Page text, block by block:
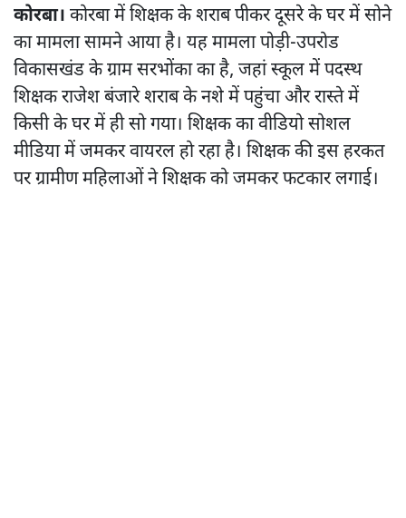
कोरबा। कोरबा में शिक्षक के शराब पीकर दूसरे के घर में सोने
का मामला सामने आया है। यह मामला पोड़ी-उपरोड
विकासखंड के ग्राम सरभोंका का है, जहां स्कूल में पदस्थ
शिक्षक राजेश बंजारे शराब के नशे में पहुंचा और रास्ते में
किसी के घर में ही सो गया। शिक्षक का वीडियो सोशल
मीडिया में जमकर वायरल हो रहा है। शिक्षक की इस हरकत
पर ग्रामीण महिलाओं ने शिक्षक को जमकर फटकार लगाई।